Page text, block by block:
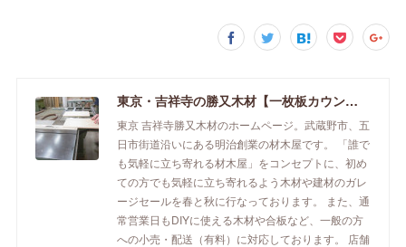
東京・吉祥寺の勝又木材【一枚板カウンター】
東京 吉祥寺勝又木材のホームページ。武蔵野市、五
日市街道沿いにある明治創業の材木屋です。 「誰で
も気軽に立ち寄れる材木屋」をコンセプトに、初め
ての方でも気軽に立ち寄れるよう木材や建材のガレ
ージセールを春と秋に行なっております。 また、通
常営業日もDIYに使える木材や合板など、一般の方
への小売・配送（有料）に対応しております。 店舗